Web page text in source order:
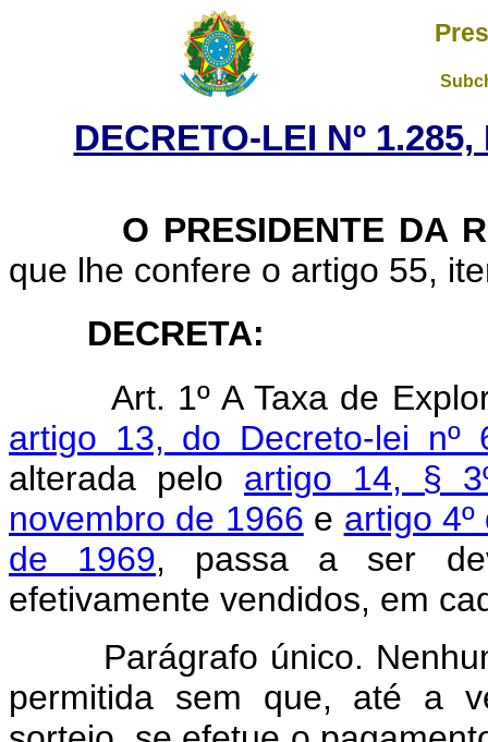
DECRETO-LEI Nº
O PRESIDENTE DA
que lhe confere o artigo 55,
DECRETA:
Art. 1º A Taxa de
artigo 13, do Decreto-lei
alterada pelo artigo 14, §
novembro de 1966 e artigo
de 1969, passa a ser
efetivamente vendidos, em
Parágrafo único.
permitida sem que, até a